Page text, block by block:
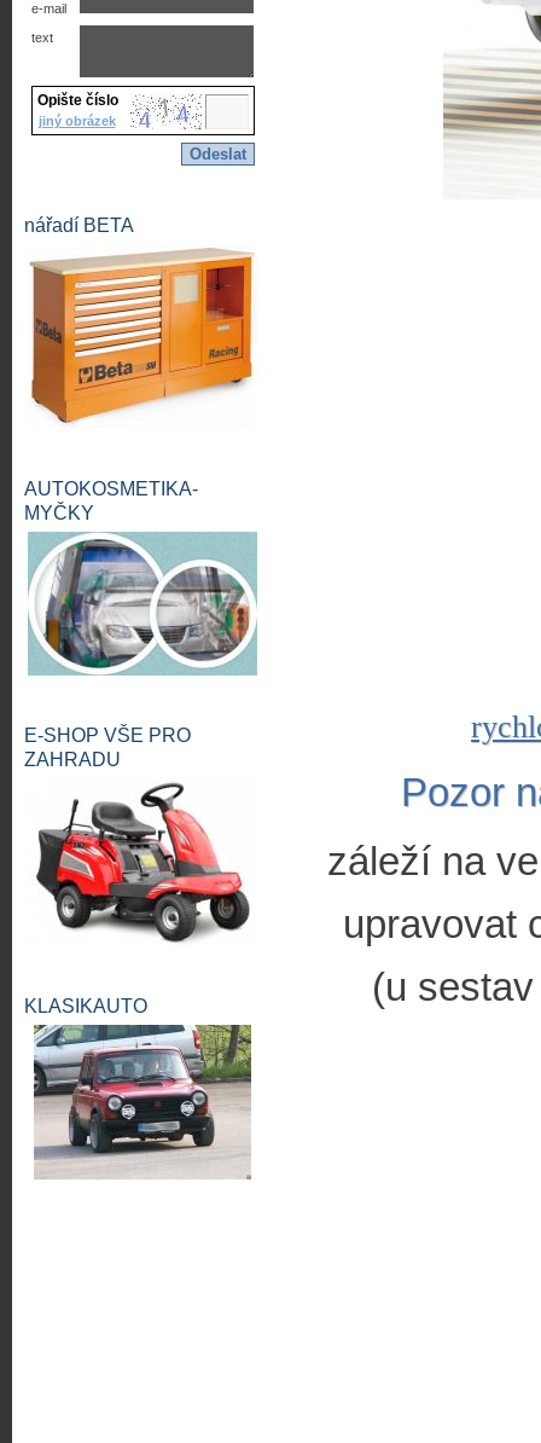
Pozor
záleží na
upravovat
(u
e-mail
text
Opište číslo
jiný obrázek
nářadí BETA
AUTOKOSMETIKA-
MYČKY
E-SHOP VŠE PRO
ZAHRADU
KLASIKAUTO